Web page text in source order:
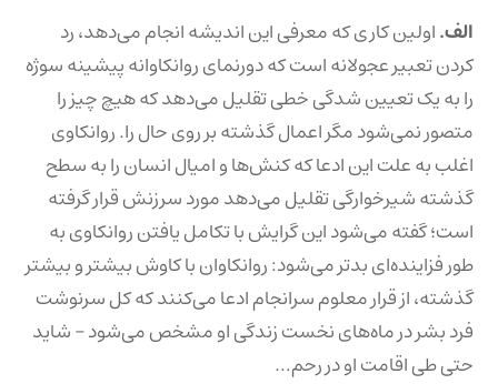
الف.اولین کاری که معرفی این اندیشه انجام می‌دهد، رد
کردن تعبیر عجولانه است که دورنمای روانکاوانه پیشینه سوژه
را به یک تعیین شدگی خطی تقلیل می‌دهد که هیچ چیز را
متصور نمی‌شود مگر اعمال گذشته بر روی حال را. روانکاوی
اغلب به علت این ادعا که کنش‌ها و امیال انسان را به سطح
گذشته شیرخوارگی تقلیل می‌دهد مورد سرزنش قرار گرفته
است؛ گفته می‌شود این گرایش با تکامل یافتن روانکاوی به
طور فزاینده‌ای بدتر می‌شود: روانکاوان با کاوش بیشتر و بیشتر
گذشته، از قرار معلوم سرانجام ادعا می‌کنند که کل سرنوشت
فرد بشر در ماه‌های نخست زندگی او مشخص می‌شود – شاید
حتی طی اقامت او در رحم…